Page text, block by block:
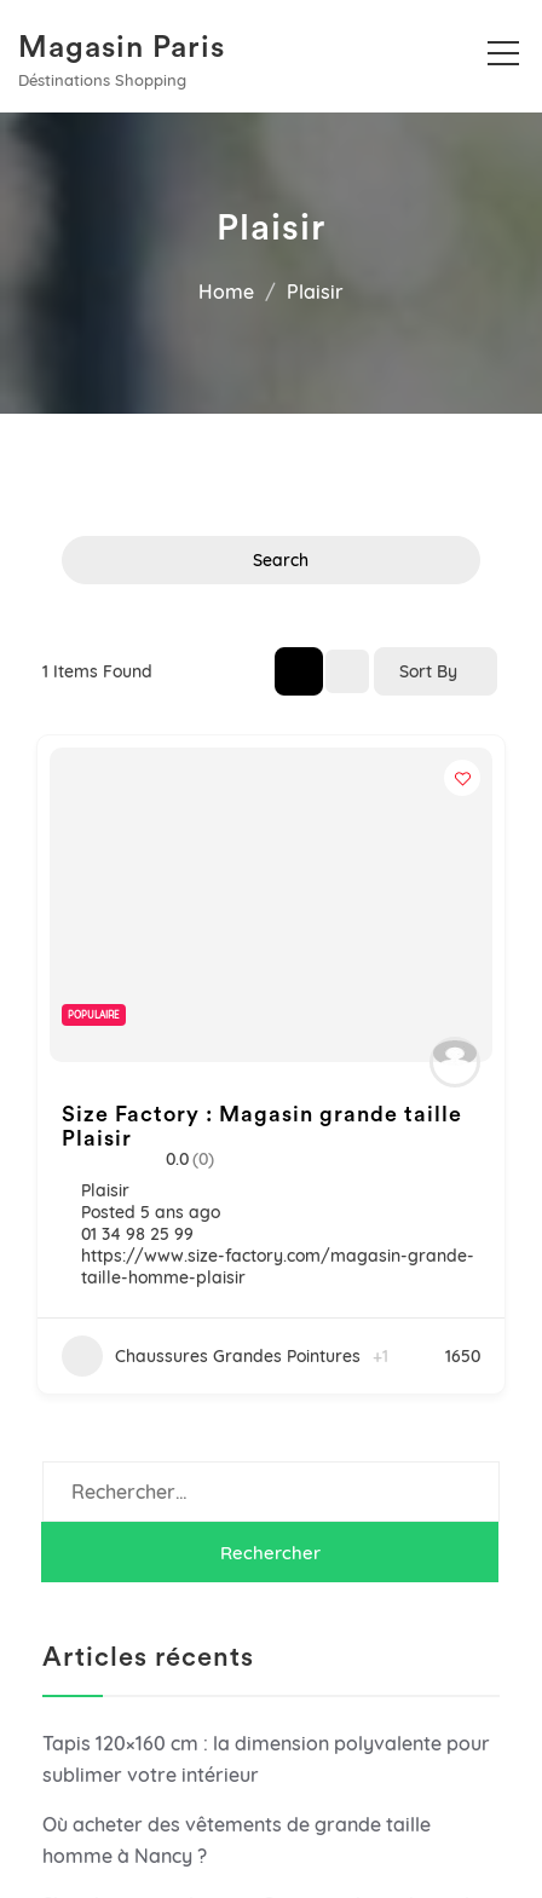
Magasin Paris
Déstinations Shopping
Plaisir
Home Plaisir
Search
1 Items Found Sort By
POPULAIRE
Size Factory : Magasin grande taille
Plaisir
0.0(0)
Plaisir
Posted 5 ans ago
01 34 98 25 99
https://www.size-factory.com/magasin-grande-
taille-homme-plaisir
Chaussures Grandes Pointures +1 1650
Articles récents
Tapis 120×160 cm : la dimension polyvalente pour
sublimer votre intérieur
Où acheter des vêtements de grande taille
homme à Nancy ?